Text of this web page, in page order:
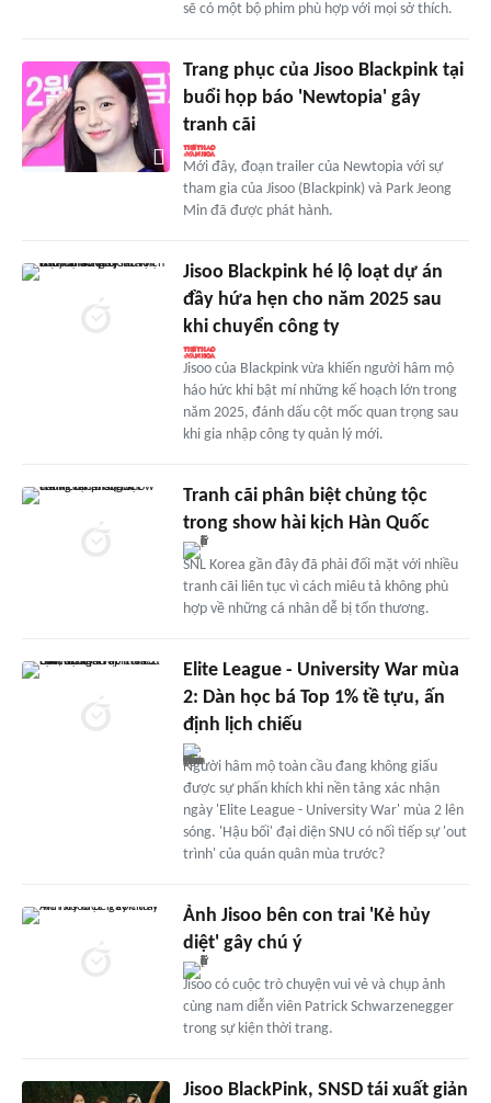
sẽ có một bộ phim phù hợp với mọi sở thích.
Trang phục của Jisoo Blackpink tại
buổi họp báo 'Newtopia' gây
tranh cãi
Mới đây, đoạn trailer của Newtopia với sự
tham gia của Jisoo (Blackpink) và Park Jeong
Min đã được phát hành.
Jisoo Blackpink hé lộ loạt dự án
đầy hứa hẹn cho năm 2025 sau
khi chuyển công ty
Jisoo của Blackpink vừa khiến người hâm mộ
háo hức khi bật mí những kế hoạch lớn trong
năm 2025, đánh dấu cột mốc quan trọng sau
khi gia nhập công ty quản lý mới.
Tranh cãi phân biệt chủng tộc
trong show hài kịch Hàn Quốc
SNL Korea gần đây đã phải đối mặt với nhiều
tranh cãi liên tục vì cách miêu tả không phù
hợp về những cá nhân dễ bị tổn thương.
Elite League - University War mùa
2: Dàn học bá Top 1% tề tựu, ấn
định lịch chiếu
Người hâm mộ toàn cầu đang không giấu
được sự phấn khích khi nền tảng xác nhận
ngày 'Elite League - University War' mùa 2 lên
sóng. 'Hậu bối' đại diện SNU có nối tiếp sự 'out
trình' của quán quân mùa trước?
Ảnh Jisoo bên con trai 'Kẻ hủy
diệt' gây chú ý
Jisoo có cuộc trò chuyện vui vẻ và chụp ảnh
cùng nam diễn viên Patrick Schwarzenegger
trong sự kiện thời trang.
Jisoo BlackPink, SNSD tái xuất giản